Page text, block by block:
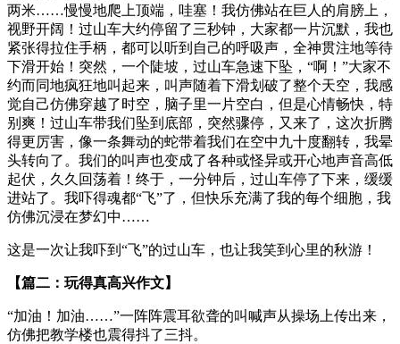
两米……慢慢地爬上顶端，哇塞！我仿佛站在巨人的肩膀上，
视野开阔！过山车大约停留了三秒钟，大家都一片沉默，我也
紧张得拉住手柄，都可以听到自己的呼吸声，全神贯注地等待
下滑开始！突然，一个陡坡，过山车急速下坠，“啊！”大家不
约而同地疯狂地叫起来，叫声随着下滑划破了整个天空，我感
觉自己仿佛穿越了时空，脑子里一片空白，但是心情畅快，特
别爽！过山车带我们坠到底部，突然骤停，又来了，这次折腾
得更厉害，像一条舞动的蛇带着我们在空中九十度翻转，我晕
头转向了。我们的叫声也变成了各种或怪异或开心地声音高低
起伏，久久回荡着！终于，一分钟后，过山车停了下来，缓缓
进站了。我吓得魂都“飞”了，但快乐充满了我的每个细胞，我
仿佛沉浸在梦幻中……
这是一次让我吓到“飞”的过山车，也让我笑到心里的秋游！
【篇二：玩得真高兴作文】
“加油！加油……”一阵阵震耳欲聋的叫喊声从操场上传出来，
仿佛把教学楼也震得抖了三抖。